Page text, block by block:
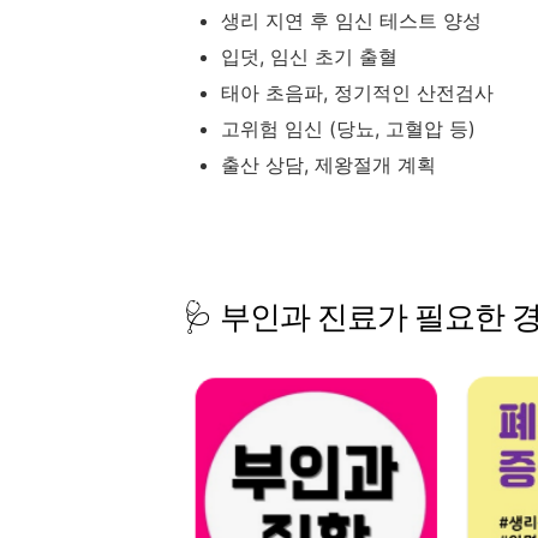
생리 지연 후 임신 테스트 양성
입덧, 임신 초기 출혈
태아 초음파, 정기적인 산전검사
고위험 임신 (당뇨, 고혈압 등)
출산 상담, 제왕절개 계획
🩺 부인과 진료가 필요한